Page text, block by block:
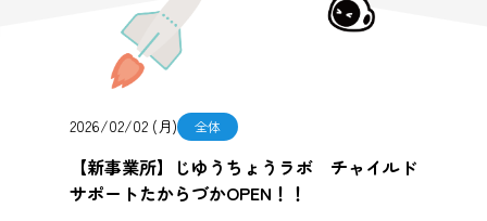
2026/02/02 (月) 全体
【新事業所】じゆうちょうラボ チャイルド
サポートたからづかOPEN！！